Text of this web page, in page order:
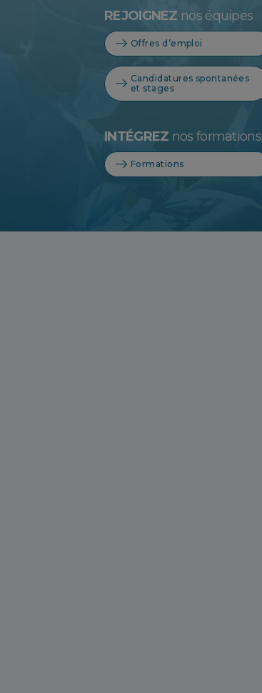
REJOIGNEZ nos équipes
Offres d’emploi
Candidatures spontanées
et stages
INTÉGREZ nos formations
Formations